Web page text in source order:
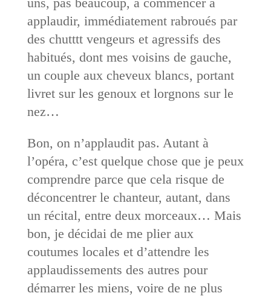
applaudir, immédiatement rabroués par
des chutttt vengeurs et agressifs des
habitués, dont mes voisins de gauche,
un couple aux cheveux blancs, portant
livret sur les genoux et lorgnons sur le
nez…
Bon, on n’applaudit pas. Autant à
l’opéra, c’est quelque chose que je peux
comprendre parce que cela risque de
déconcentrer le chanteur, autant, dans
un récital, entre deux morceaux… Mais
bon, je décidai de me plier aux
coutumes locales et d’attendre les
applaudissements des autres pour
démarrer les miens, voire de ne plus